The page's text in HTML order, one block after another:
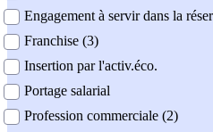
Engagement à servir dans la
Franchise (3)
Insertion par l'activ.éco.
Portage salarial
Profession commerciale (2)